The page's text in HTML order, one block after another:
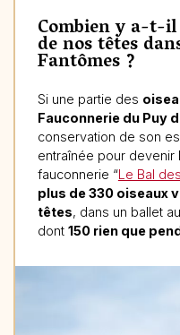
Combien y a-t-il
de nos têtes
Fantômes ?
Si une partie des
Fauconnerie du Puy
conservation de son
entraînée pour
fauconnerie “Le Bal
plus de 330 oiseaux
têtes, dans un ballet
dont 150 rien que